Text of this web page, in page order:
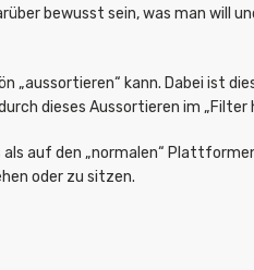
bewusst sein, was man will
kann. Dabei ist
dieses Aussortieren im „Filter
auf den „normalen“
oder zu sitzen.